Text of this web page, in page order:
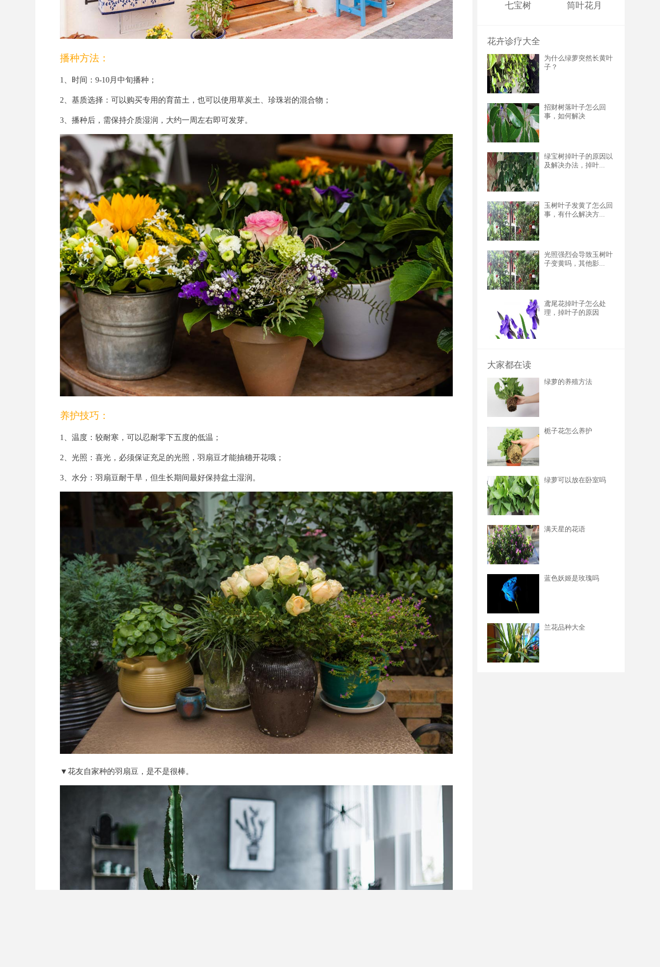
播种方法：
1、时间：9-10月中旬播种；
2、基质选择：可以购买专用的育苗土，也可以使用草炭土、珍珠岩的混合物；
3、播种后，需保持介质湿润，大约一周左右即可发芽。
养护技巧：
1、温度：较耐寒，可以忍耐零下五度的低温；
2、光照：喜光，必须保证充足的光照，羽扇豆才能抽穗开花哦；
3、水分：羽扇豆耐干旱，但生长期间最好保持盆土湿润。
▼花友自家种的羽扇豆，是不是很棒。
七宝树 筒叶花月
花卉诊疗大全
为什么绿萝突然长黄叶
子？
招财树落叶子怎么回
事，如何解决
绿宝树掉叶子的原因以
及解决办法，掉叶...
玉树叶子发黄了怎么回
事，有什么解决方...
光照强烈会导致玉树叶
子变黄吗，其他影...
鸢尾花掉叶子怎么处
理，掉叶子的原因
大家都在读
绿萝的养殖方法
栀子花怎么养护
绿萝可以放在卧室吗
满天星的花语
蓝色妖姬是玫瑰吗
兰花品种大全